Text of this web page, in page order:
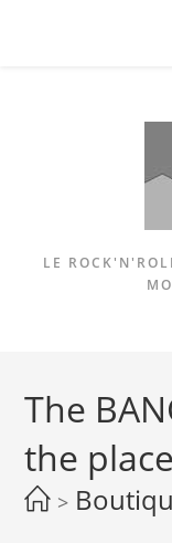
LE
The
the place
>